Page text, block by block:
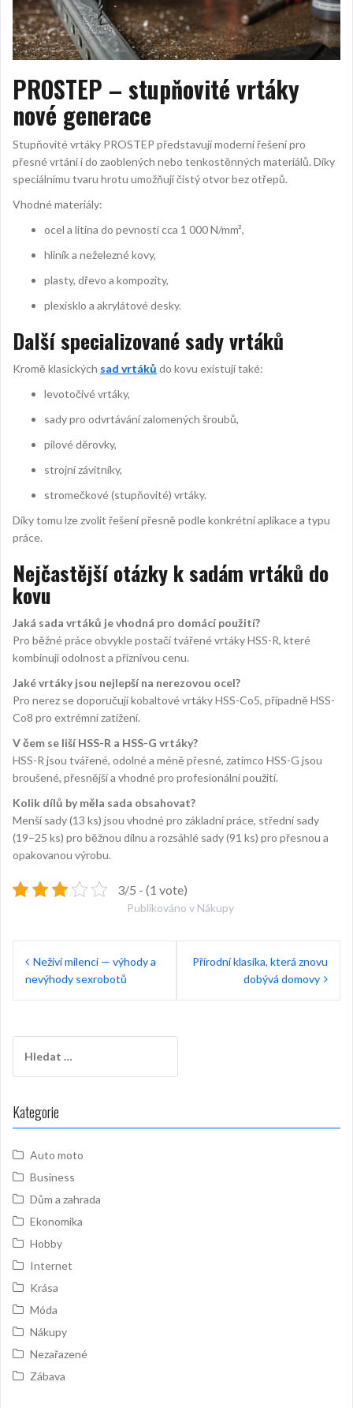
PROSTEP – stupňovité vrtáky
nové generace
Stupňovité vrtáky PROSTEP představují moderní řešení pro
přesné vrtání i do zaoblených nebo tenkostěnných materiálů. Díky
speciálnímu tvaru hrotu umožňují čistý otvor bez otřepů.
Vhodné materiály:
ocel a litina do pevnosti cca 1 000 N/mm²,
hliník a neželezné kovy,
plasty, dřevo a kompozity,
plexisklo a akrylátové desky.
Další specializované sady vrtáků
Kromě klasických sad vrtáků do kovu existují také:
levotočivé vrtáky,
sady pro odvrtávání zalomených šroubů,
pilové děrovky,
strojní závitníky,
stromečkové (stupňovité) vrtáky.
Díky tomu lze zvolit řešení přesně podle konkrétní aplikace a typu
práce.
Nejčastější otázky k sadám vrtáků do
kovu
Jaká sada vrtáků je vhodná pro domácí použití?
Pro běžné práce obvykle postačí tvářené vrtáky HSS-R, které
kombinují odolnost a příznivou cenu.
Jaké vrtáky jsou nejlepší na nerezovou ocel?
Pro nerez se doporučují kobaltové vrtáky HSS-Co5, případně HSS-
Co8 pro extrémní zatížení.
V čem se liší HSS-R a HSS-G vrtáky?
HSS-R jsou tvářené, odolné a méně přesné, zatímco HSS-G jsou
broušené, přesnější a vhodné pro profesionální použití.
Kolik dílů by měla sada obsahovat?
Menší sady (13 ks) jsou vhodné pro základní práce, střední sady
(19–25 ks) pro běžnou dílnu a rozsáhlé sady (91 ks) pro přesnou a
opakovanou výrobu.
3/5 - (1 vote)
Publikováno v Nákupy
Navigace
proNeživí milenci — výhody a
nevýhody sexrobotů
Přírodní klasika, která znovu
dobývá domovy
Kategorie
Auto moto
Business
Dům a zahrada
Ekonomika
Hobby
Internet
Krása
Móda
Nákupy
Nezařazené
Zábava